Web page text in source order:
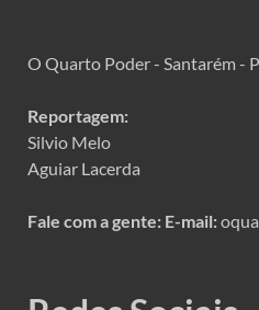
O Quarto Poder - Santarém -
Reportagem:
Silvio Melo
Aguiar Lacerda
Fale com a gente: E-mail: